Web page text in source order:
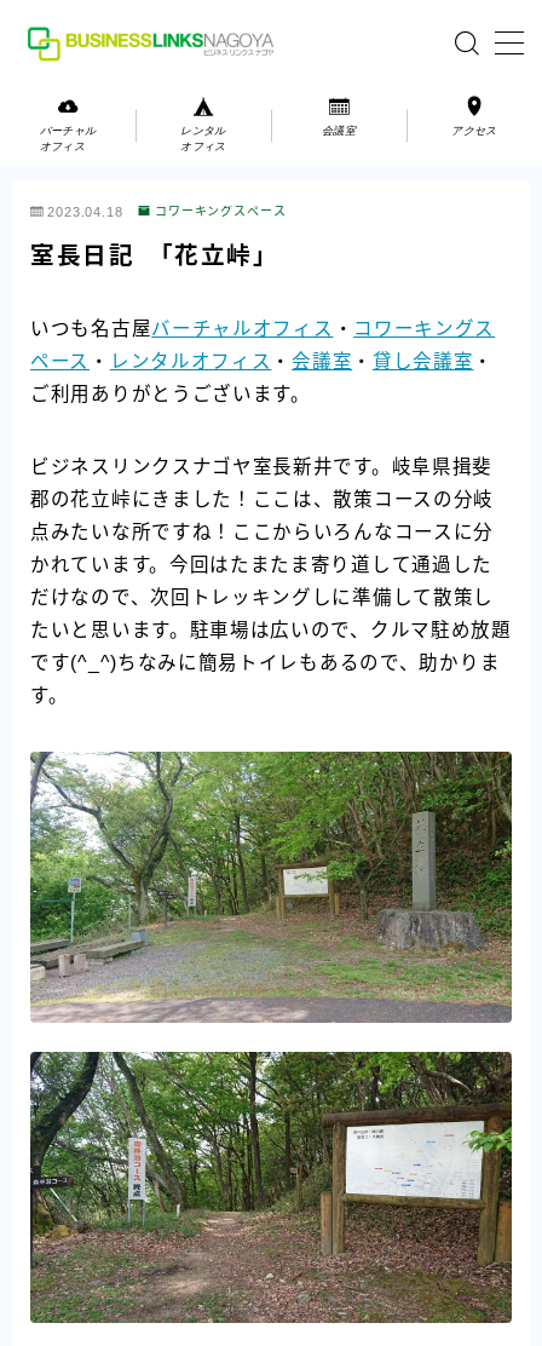
お問い合わせ
ご利用の流れ
アクセス
会社案内
バーチャル
オフィス
レンタル
オフィス
会議室 アクセス
2023.04.18 コワーキングスペース
室長日記 「花立峠」
いつも名古屋バーチャルオフィス ・ コワーキングス
ペース ・ レンタルオフィス ・会議室 ・ 貸し会議室 ・
ご利用ありがとうございます。
ビジネスリンクスナゴヤ室長新井です。岐阜県揖斐
郡の花立峠にきました！ここは、散策コースの分岐
点みたいな所ですね！ここからいろんなコースに分
かれています。今回はたまたま寄り道して通過した
だけなので、次回トレッキングしに準備して散策し
たいと思います。駐車場は広いので、クルマ駐め放題
です(^_^)ちなみに簡易トイレもあるので、助かりま
す。